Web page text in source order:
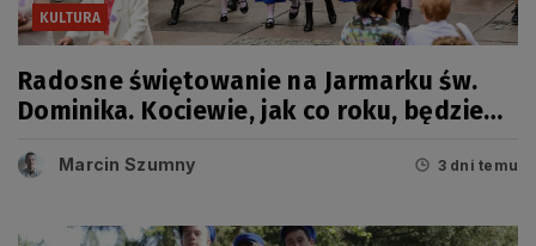
KULTURA
Radosne świętowanie na Jarmarku św.
Dominika. Kociewie, jak co roku, będzie
Marcin Szumny 3 dni temu